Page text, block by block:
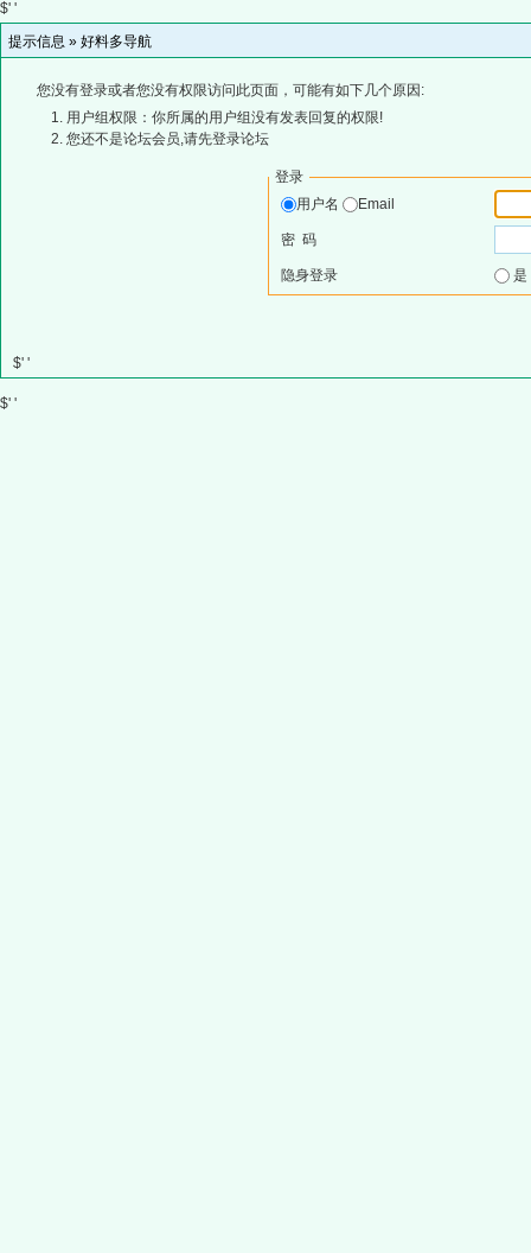
$' '
提示信息 » 好料多导航
您没有登录或者您没有权限访问此页面，可能有如下几个原因:
用户组权限：你所属的用户组没有发表回复的权限!
您还不是论坛会员,请先登录论坛
登录
用户名
Email
密 码
隐身登录
$' '
$' '